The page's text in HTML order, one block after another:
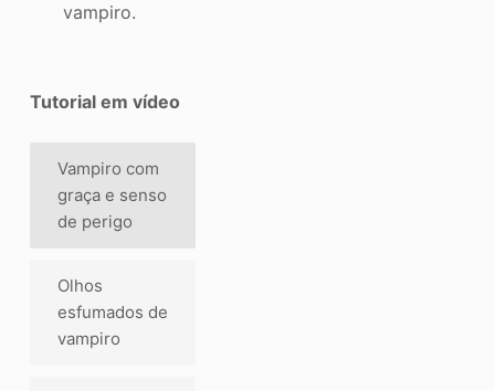
vampiro.
Tutorial em vídeo
Vampiro com
graça e senso
de perigo
Olhos
esfumados de
vampiro